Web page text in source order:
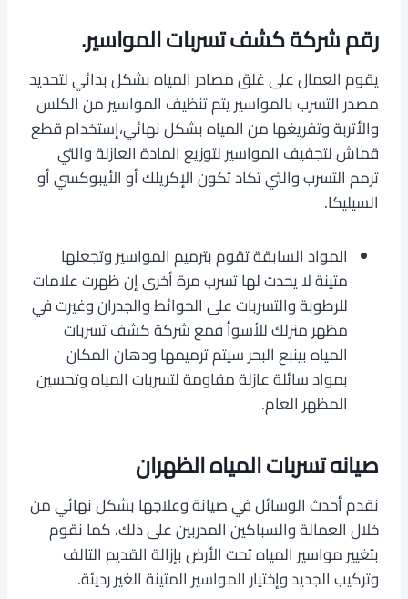
رقم شركة كشف تسربات المواسير.
يقوم العمال على غلق مصادر المياه بشكل بدائي لتحديد
مصدر التسرب بالمواسير يتم تنظيف المواسير من الكلس
والأتربة وتفريغها من المياه بشكل نهائي،إستخدام قطع
قماش لتجفيف المواسير لتوزيع المادة العازلة والتي
ترمم التسرب والتي تكاد تكون الإكريلك أو الأيبوكسي أو
السيليكا.
المواد السابقة تقوم بترميم المواسير وتجعلها
متينة لا يحدث لها تسرب مرة أخرى إن ظهرت علامات
للرطوبة والتسربات على الحوائط والجدران وغيرت في
مظهر منزلك للأسوأ فمع شركة كشف تسربات
المياه بينبع البحر سيتم ترميمها ودهان المكان
بمواد سائلة عازلة مقاومة لتسربات المياه وتحسين
المظهر العام.
صيانه تسربات المياه الظهران
نقدم أحدث الوسائل في صيانة وعلاجها بشكل نهائي من
خلال العمالة والسباكين المدربين على ذلك، كما نقوم
بتغيير مواسير المياه تحت الأرض بإزالة القديم التالف
وتركيب الجديد وإختيار المواسير المتينة الغير رديئة.